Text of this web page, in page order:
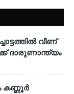
വീണ്
ദാരുണാന്ത്യം
കണ്ണൂർ